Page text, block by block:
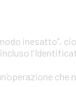
inesatto”,
che